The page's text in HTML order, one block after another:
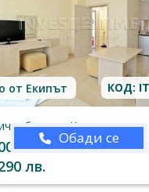
от Екипът КОД:
Добрич, област, с.Кранево
€
лв.
Обади се